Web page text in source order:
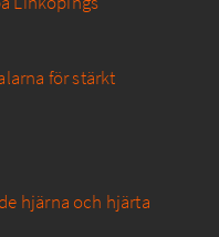
för stärkt
hjärna och hjärta